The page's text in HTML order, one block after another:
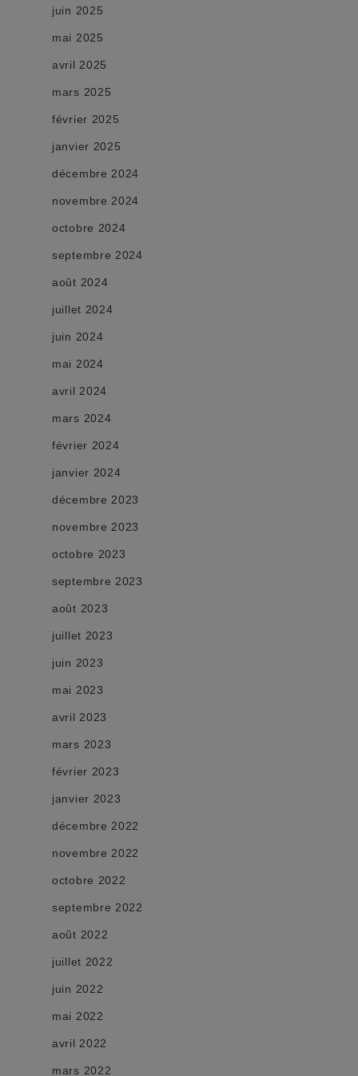
juin 2025
mai 2025
avril 2025
mars 2025
février 2025
janvier 2025
décembre 2024
novembre 2024
octobre 2024
septembre 2024
août 2024
juillet 2024
juin 2024
mai 2024
avril 2024
mars 2024
février 2024
janvier 2024
décembre 2023
novembre 2023
octobre 2023
septembre 2023
août 2023
juillet 2023
juin 2023
mai 2023
avril 2023
mars 2023
février 2023
janvier 2023
décembre 2022
novembre 2022
octobre 2022
septembre 2022
août 2022
juillet 2022
juin 2022
mai 2022
avril 2022
mars 2022